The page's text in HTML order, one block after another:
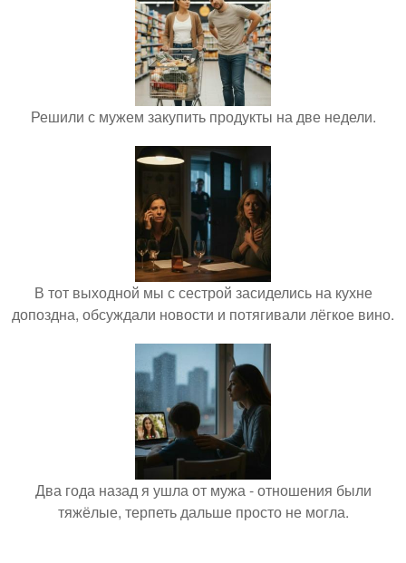
Решили с мужем закупить продукты на две недели.
В тот выходной мы с сестрой засиделись на кухне
допоздна, обсуждали новости и потягивали лёгкое вино.
Два года назад я ушла от мужа - отношения были
тяжёлые, терпеть дальше просто не могла.